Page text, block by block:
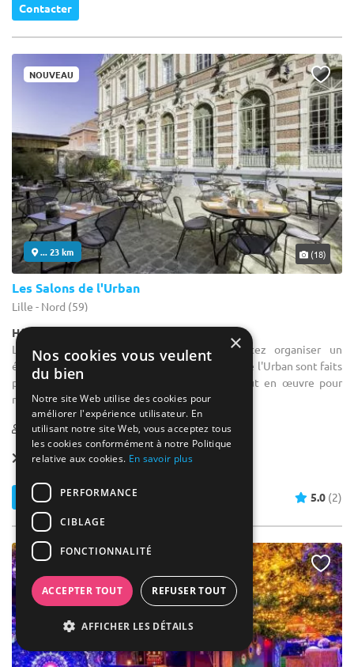
Contacter
NOUVEAU
... 23 km (18)
Les Salons de l'Urban
Lille - Nord (59)
Hôtel / Hôtel 3***
Location salle de formation : Vous souhaitez organiser un
événement unique et inoubliable ? Les Salons de l'Urban sont faits
pour vous ! Notre équipe passionnée met tout en œuvre pour
réaliser vos ...
2-120 80 max
Forfait dès42 € / pers.
Contacter 5.0 (2)
×
Nos cookies vous veulent
du bien
Notre site Web utilise des cookies pour
améliorer l'expérience utilisateur. En
utilisant notre site Web, vous acceptez tous
les cookies conformément à notre Politique
relative aux cookies. En savoir plus
PERFORMANCE
CIBLAGE
FONCTIONNALITÉ
ACCEPTER TOUT REFUSER TOUT
AFFICHER LES DÉTAILS